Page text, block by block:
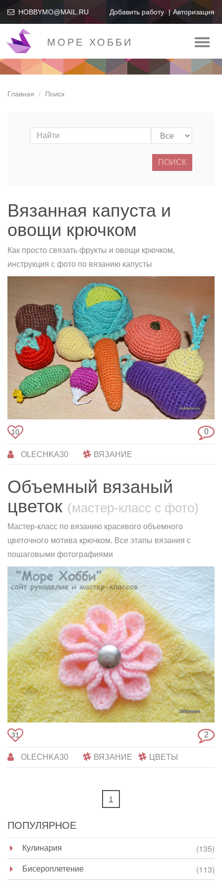
HOBBYMO@MAIL.RU Добавить работу Авторизация
МОРЕ ХОББИ
Главная Поиск
ПОИСК
Вязанная капуста и
овощи крючком
Как просто связать фрукты и овощи крючком,
инструкция с фото по вязанию капусты
10 0
OLECHKA30 ВЯЗАНИЕ
Объемный вязаный
цветок (мастер-класс с фото)
Мастер-класс по вязанию красивого объемного
цветочного мотива крючком. Все этапы вязания с
пошаговыми фотографиями
31 2
OLECHKA30 ВЯЗАНИЕ ЦВЕТЫ
1
ПОПУЛЯРНОЕ
Кулинария
(135)
Бисероплетение
(113)